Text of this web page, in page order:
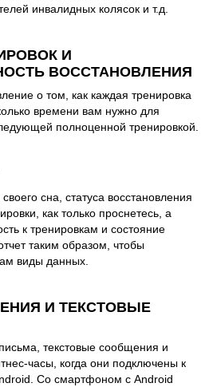
инвалидных колясок и т.д.
И
ВОССТАНОВЛЕНИЯ
о том, как каждая тренировка
времени вам нужно для
полноценной тренировкой.
сна, статуса восстановления
как только проснетесь, а
к тренировкам и состояние
таким образом, чтобы
виды данных.
И ТЕКСТОВЫЕ
текстовые сообщения и
часы, когда они подключены к
Со смартфоном с Android